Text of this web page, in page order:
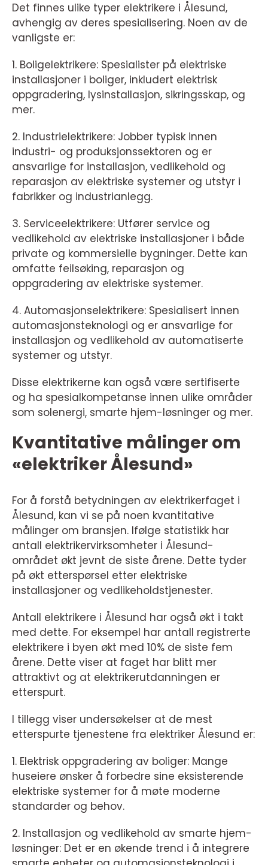
Det finnes ulike typer elektrikere i Ålesund,
avhengig av deres spesialisering. Noen av de
vanligste er:
1. Boligelektrikere: Spesialister på elektriske
installasjoner i boliger, inkludert elektrisk
oppgradering, lysinstallasjon, sikringsskap, og
mer.
2. Industrielektrikere: Jobber typisk innen
industri- og produksjonssektoren og er
ansvarlige for installasjon, vedlikehold og
reparasjon av elektriske systemer og utstyr i
fabrikker og industrianlegg.
3. Serviceelektrikere: Utfører service og
vedlikehold av elektriske installasjoner i både
private og kommersielle bygninger. Dette kan
omfatte feilsøking, reparasjon og
oppgradering av elektriske systemer.
4. Automasjonselektrikere: Spesialisert innen
automasjonsteknologi og er ansvarlige for
installasjon og vedlikehold av automatiserte
systemer og utstyr.
Disse elektrikerne kan også være sertifiserte
og ha spesialkompetanse innen ulike områder
som solenergi, smarte hjem-løsninger og mer.
Kvantitative målinger om
«elektriker Ålesund»
For å forstå betydningen av elektrikerfaget i
Ålesund, kan vi se på noen kvantitative
målinger om bransjen. Ifølge statistikk har
antall elektrikervirksomheter i Ålesund-
området økt jevnt de siste årene. Dette tyder
på økt etterspørsel etter elektriske
installasjoner og vedlikeholdstjenester.
Antall elektrikere i Ålesund har også økt i takt
med dette. For eksempel har antall registrerte
elektrikere i byen økt med 10% de siste fem
årene. Dette viser at faget har blitt mer
attraktivt og at elektrikerutdanningen er
etterspurt.
I tillegg viser undersøkelser at de mest
etterspurte tjenestene fra elektriker Ålesund er:
1. Elektrisk oppgradering av boliger: Mange
huseiere ønsker å forbedre sine eksisterende
elektriske systemer for å møte moderne
standarder og behov.
2. Installasjon og vedlikehold av smarte hjem-
løsninger: Det er en økende trend i å integrere